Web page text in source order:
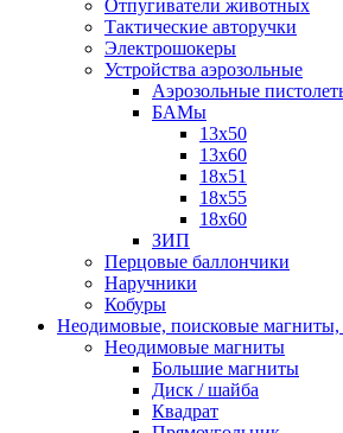
Отпугиватели животных
Тактические авторучки
Электрошокеры
Устройства аэрозольные
Аэрозольные
БАМы
13х50
13х60
18х51
18х55
18х60
ЗИП
Перцовые баллончики
Наручники
Кобуры
Неодимовые, поисковые
Неодимовые магниты
Большие магниты
Диск / шайба
Квадрат